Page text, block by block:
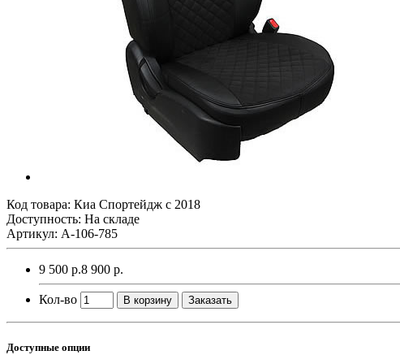
Код товара: Киа Спортейдж с 2018
Доступность: На складе
Артикул: A-106-785
9 500 р.8 900 р.
Кол-во В корзину Заказать
Доступные опции